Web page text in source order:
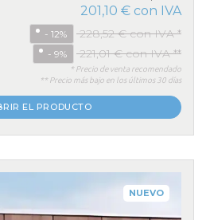
201,10 € con IVA
- 12% 228,52 € con IVA *
- 9% 221,01 € con IVA **
* Precio de venta recomendado
** Precio más bajo en los últimos 30 días
EL PRODUCTO
NUEVO